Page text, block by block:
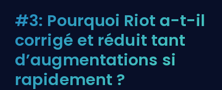
#3: Pourquoi Riot a-t-il
corrigé et réduit tant
d’augmentations si
rapidement ?